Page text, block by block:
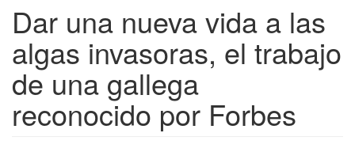
Dar una nueva vida a las
algas invasoras, el trabajo
de una gallega
reconocido por Forbes